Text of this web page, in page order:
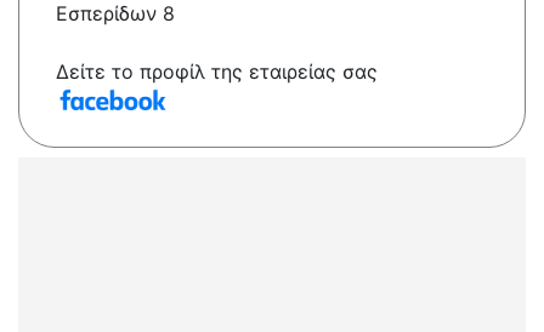
Εσπερίδων 8
Δείτε το προφίλ της εταιρείας σας